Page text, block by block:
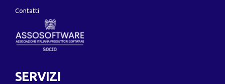
Contatti
SERVIZI